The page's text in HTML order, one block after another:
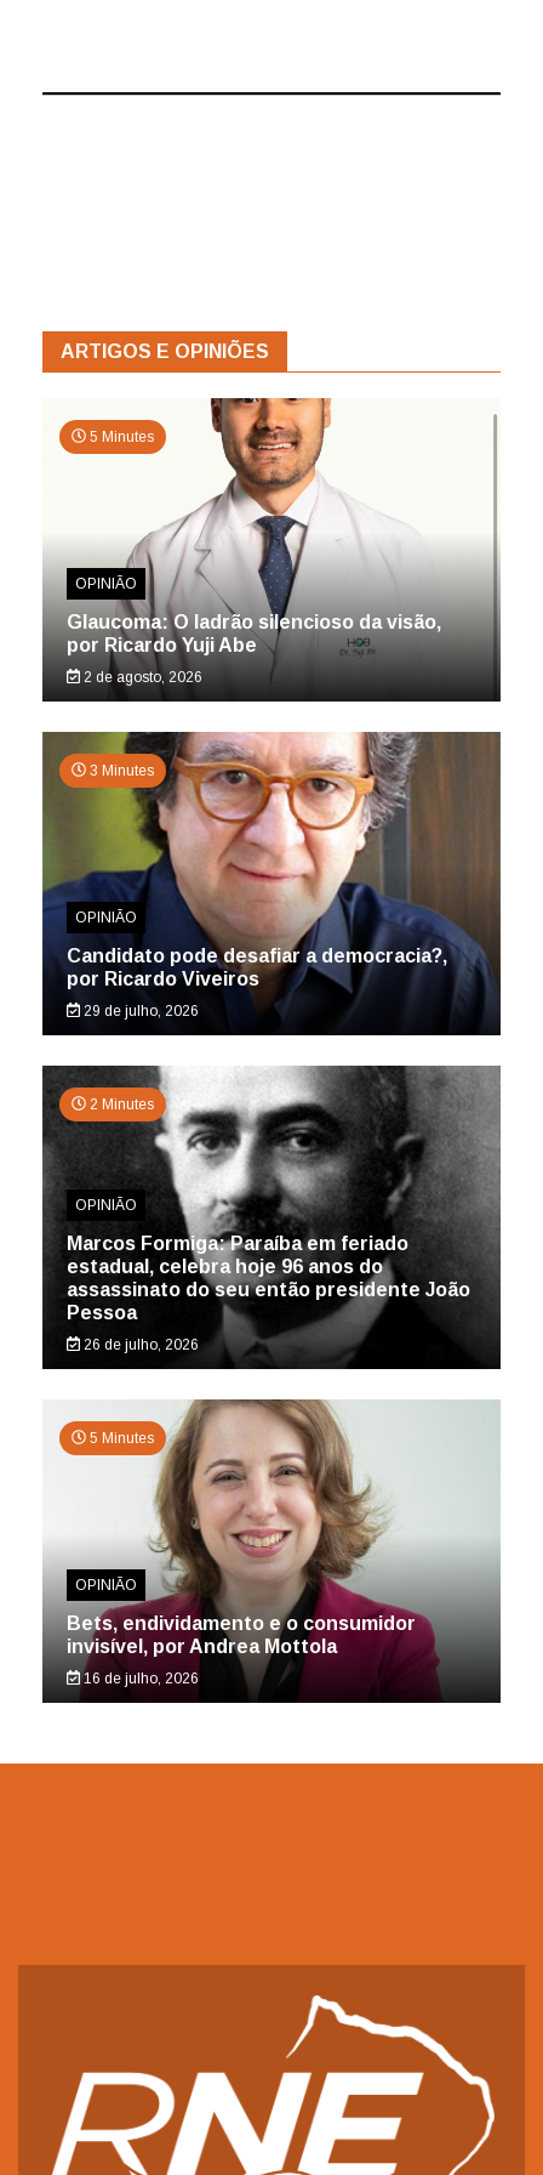
ARTIGOS E OPINIÕES
5 Minutes
OPINIÃO
Glaucoma: O ladrão silencioso da visão,
por Ricardo Yuji Abe
2 de agosto, 2026
3 Minutes
OPINIÃO
Candidato pode desafiar a democracia?,
por Ricardo Viveiros
29 de julho, 2026
2 Minutes
OPINIÃO
Marcos Formiga: Paraíba em feriado
estadual, celebra hoje 96 anos do
assassinato do seu então presidente João
Pessoa
26 de julho, 2026
5 Minutes
OPINIÃO
Bets, endividamento e o consumidor
invisível, por Andrea Mottola
16 de julho, 2026